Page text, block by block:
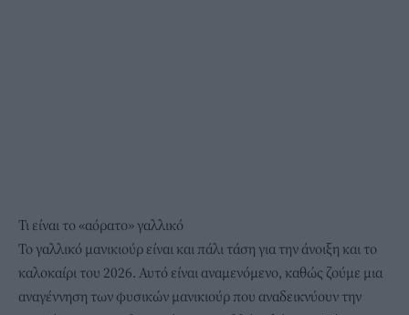
Τι είναι το «αόρατο» γαλλικό
Το γαλλικό μανικιούρ είναι και πάλι τάση για την άνοιξη και το
καλοκαίρι του 2026. Αυτό είναι αναμενόμενο, καθώς ζούμε μια
αναγέννηση των φυσικών μανικιούρ που αναδεικνύουν την